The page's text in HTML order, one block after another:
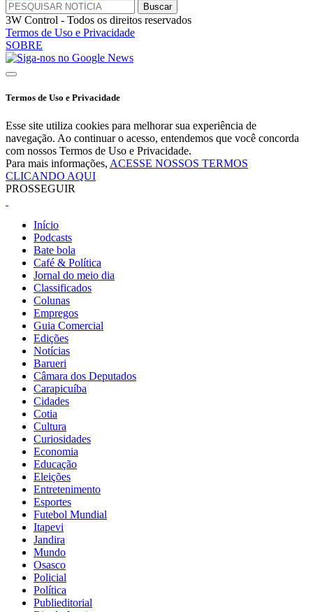
3W Control - Todos os direitos reservados
Termos de Uso e Privacidade
SOBRE
Termos de Uso e Privacidade
Esse site utiliza cookies para melhorar sua experiência de
navegação. Ao continuar o acesso, entendemos que você concorda
com nossos Termos de Uso e Privacidade.
Para mais informações, ACESSE NOSSOS TERMOS
CLICANDO AQUI
PROSSEGUIR
Início
Podcasts
Bate bola
Café & Política
Jornal do meio dia
Classificados
Colunas
Empregos
Guia Comercial
Edições
Notícias
Barueri
Câmara dos Deputados
Carapicuíba
Cidades
Cotia
Cultura
Curiosidades
Economia
Educação
Eleições
Entretenimento
Esportes
Futebol Mundial
Itapevi
Jandira
Mundo
Osasco
Policial
Política
Publieditorial